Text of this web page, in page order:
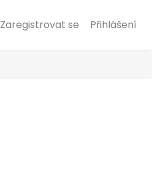
Zaregistrovat se Přihlášení